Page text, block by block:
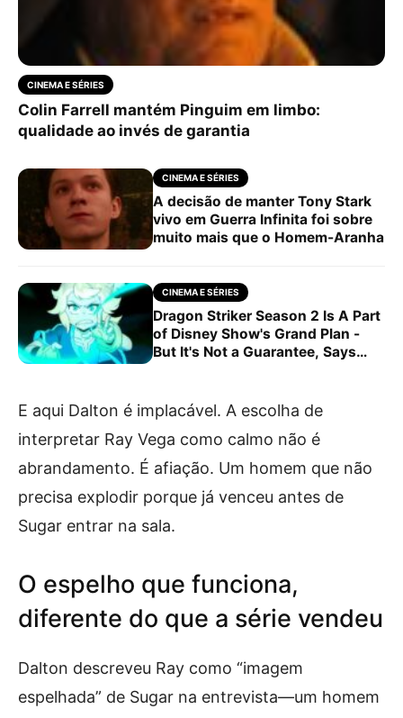
CINEMA E SÉRIES
Colin Farrell mantém Pinguim em limbo:
qualidade ao invés de garantia
CINEMA E SÉRIES
A decisão de manter Tony Stark
vivo em Guerra Infinita foi sobre
muito mais que o Homem-Aranha
CINEMA E SÉRIES
Dragon Striker Season 2 Is A Part
of Disney Show's Grand Plan -
But It's Not a Guarantee, Says
E aqui Dalton é implacável. A escolha de
interpretar Ray Vega como calmo não é
abrandamento. É afiação. Um homem que não
precisa explodir porque já venceu antes de
Sugar entrar na sala.
O espelho que funciona,
diferente do que a série vendeu
Dalton descreveu Ray como “imagem
espelhada” de Sugar na entrevista—um homem